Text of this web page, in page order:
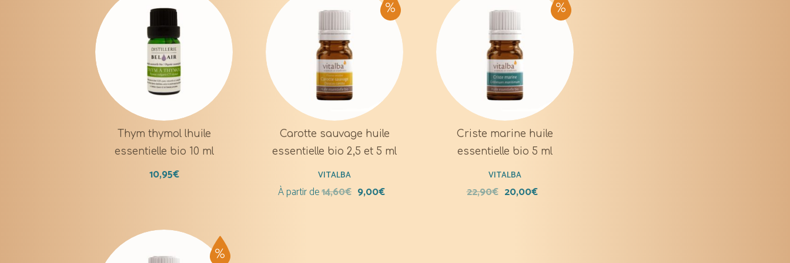
Thym thymol lhuile
essentielle bio 10 ml
10,95€
Carotte sauvage huile
essentielle bio 2,5 et 5 ml
VITALBA
À partir de14,60€ 9,00€
Criste marine huile
essentielle bio 5 ml
VITALBA
22,90€ 20,00€